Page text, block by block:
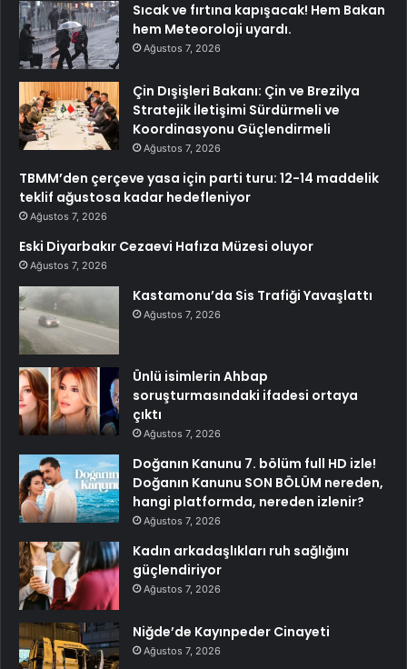
Sıcak ve fırtına kapışacak! Hem Bakan
hem Meteoroloji uyardı.
Ağustos 7, 2026
Çin Dışişleri Bakanı: Çin ve Brezilya
Stratejik İletişimi Sürdürmeli ve
Koordinasyonu Güçlendirmeli
Ağustos 7, 2026
TBMM’den çerçeve yasa için parti turu: 12-14 maddelik
teklif ağustosa kadar hedefleniyor
Ağustos 7, 2026
Eski Diyarbakır Cezaevi Hafıza Müzesi oluyor
Ağustos 7, 2026
Kastamonu’da Sis Trafiği Yavaşlattı
Ağustos 7, 2026
Ünlü isimlerin Ahbap
soruşturmasındaki ifadesi ortaya
çıktı
Ağustos 7, 2026
Doğanın Kanunu 7. bölüm full HD izle!
Doğanın Kanunu SON BÖLÜM nereden,
hangi platformda, nereden izlenir?
Ağustos 7, 2026
Kadın arkadaşlıkları ruh sağlığını
güçlendiriyor
Ağustos 7, 2026
Niğde’de Kayınpeder Cinayeti
Ağustos 7, 2026